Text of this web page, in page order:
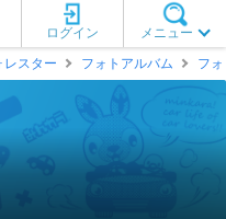
メニュー
ログイン
レスター フォトアルバム フ